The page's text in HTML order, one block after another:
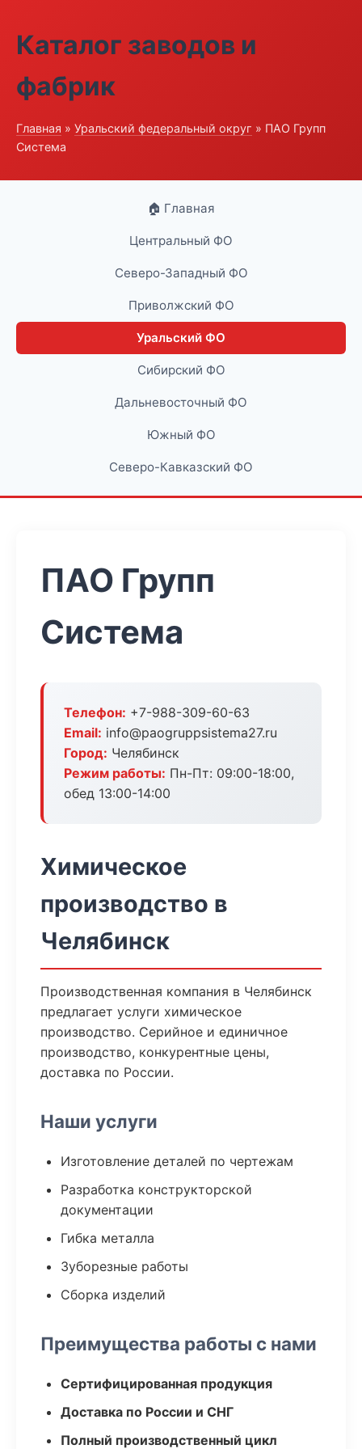
Каталог заводов и
фабрик
Главная » Уральский федеральный округ » ПАО Групп
Система
🏠 Главная
Центральный ФО
Северо-Западный ФО
Приволжский ФО
Уральский ФО
Сибирский ФО
Дальневосточный ФО
Южный ФО
Северо-Кавказский ФО
ПАО Групп
Система
Телефон: +7-988-309-60-63
Email: info@paogruppsistema27.ru
Город: Челябинск
Режим работы: Пн-Пт: 09:00-18:00,
обед 13:00-14:00
Химическое
производство в
Челябинск
Производственная компания в Челябинск
предлагает услуги химическое
производство. Серийное и единичное
производство, конкурентные цены,
доставка по России.
Наши услуги
Изготовление деталей по чертежам
Разработка конструкторской
документации
Гибка металла
Зуборезные работы
Сборка изделий
Преимущества работы с нами
Сертифицированная продукция
Доставка по России и СНГ
Полный производственный цикл